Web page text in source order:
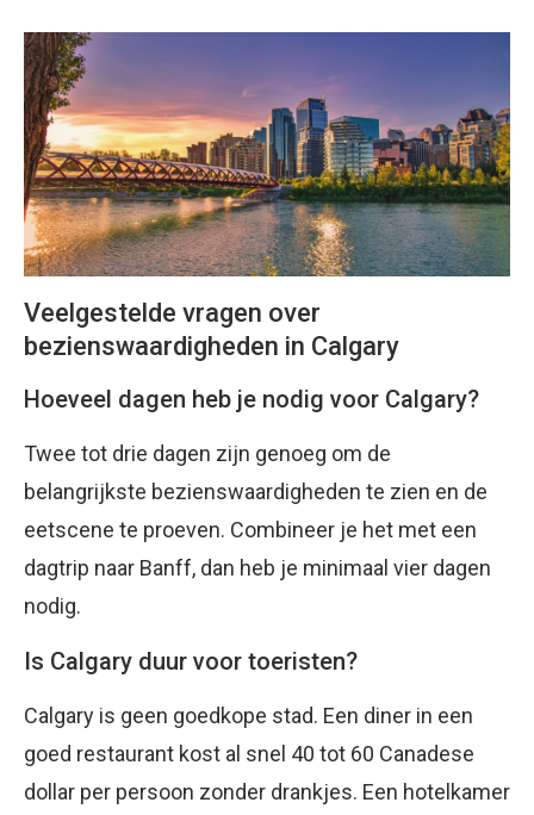
Veelgestelde vragen over
bezienswaardigheden in Calgary
Hoeveel dagen heb je nodig voor Calgary?
Twee tot drie dagen zijn genoeg om de
belangrijkste bezienswaardigheden te zien en de
eetscene te proeven. Combineer je het met een
dagtrip naar Banff, dan heb je minimaal vier dagen
nodig.
Is Calgary duur voor toeristen?
Calgary is geen goedkope stad. Een diner in een
goed restaurant kost al snel 40 tot 60 Canadese
dollar per persoon zonder drankjes. Een hotelkamer